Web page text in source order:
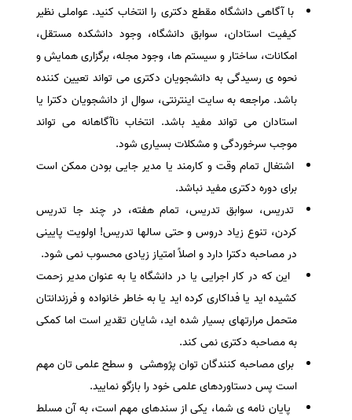
با آگاهی دانشگاه مقطع دکتری را انتخاب کنید. عواملی نظیر
کیفیت استادان، سوابق دانشگاه، وجود دانشکده مستقل،
امکانات، ساختار و سیستم ها، وجود مجله، برگزاری همایش و
نحوه ی رسیدگی به دانشجویان دکتری می تواند تعیین کننده
باشد. مراجعه به سایت اینترنتی، سوال از دانشجویان دکترا یا
استادان می تواند مفید باشد. انتخاب ناآگاهانه می تواند
موجب سرخوردگی و مشکلات بسیاری شود.
اشتغال تمام وقت و کارمند یا مدیر جایی بودن ممکن است
برای دوره دکتری مفید نباشد.
تدریس، سوابق تدریس، تمام هفته، در چند جا تدریس
کردن، تنوع زیاد دروس و حتی سالها تدریس! اولویت پایینی
در مصاحبه دکترا دارد و اصلاً امتیاز زیادی محسوب نمی شود.
این که در کار اجرایی یا در دانشگاه یا به عنوان مدیر زحمت
کشیده اید یا فداکاری کرده اید یا به خاطر خانواده و فرزندانتان
متحمل مرارتهای بسیار شده اید، شایان تقدیر است اما کمکی
به مصاحبه دکتری نمی کند.
برای مصاحبه کنندگان توان پژوهشی و سطح علمی تان مهم
است پس دستاوردهای علمی خود را بازگو نمایید.
پایان نامه ی شما، یکی از سندهای مهم است، به آن مسلط